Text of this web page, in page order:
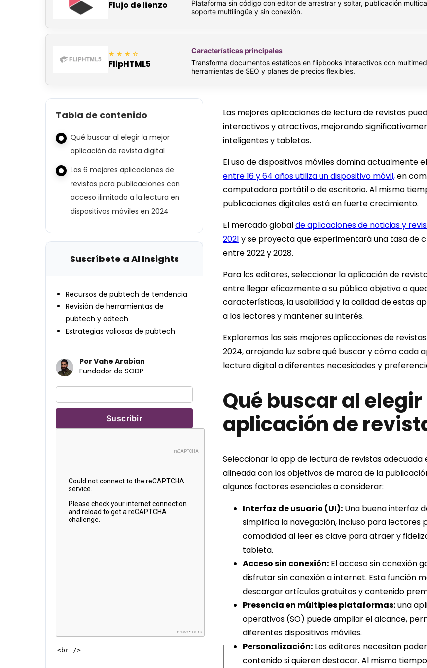
Flujo de lienzo
Plataforma sin código con editor de arrastrar y soltar, publicación
soporte multilingüe y sin conexión.
★★★☆
FlipHTML5
Características principales
Transforma documentos estáticos en flipbooks interactivos con
herramientas de SEO y planes de precios flexibles.
Tabla de contenido
Qué buscar al elegir la mejor
aplicación de revista digital
Las 6 mejores aplicaciones de
revistas para publicaciones con
acceso ilimitado a la lectura en
dispositivos móviles en 2024
Suscríbete a AI Insights
Recursos de pubtech de tendencia
Revisión de herramientas de
pubtech y adtech
Estrategias valiosas de pubtech
Por Vahe Arabian
Fundador de SODP
Las mejores aplicaciones de lectura de revistas
interactivos y atractivos, mejorando
inteligentes y tabletas.
El uso de dispositivos móviles domina actualmente
entre 16 y 64 años utiliza un dispositivo móvil,en
computadora portátil o de escritorio. Al mismo
publicaciones digitales está en fuerte crecimiento.
El mercado globalde aplicaciones de noticias y
2021 y se proyecta que experimentará una tasa de
entre 2022 y 2028.
Para los editores, seleccionar la aplicación de
entre llegar eficazmente a su público objetivo o
características, la usabilidad y la calidad de estas
a los lectores y mantener su interés.
Exploremos las seis mejores aplicaciones de
2024, arrojando luz sobre qué buscar y cómo cada
lectura digital a diferentes necesidades y
Qué buscar al
aplicación de
Seleccionar la app de lectura de revistas
alineada con los objetivos de marca de la
algunos factores esenciales a considerar:
Interfaz de usuario (UI): Una buena interfaz
simplifica la navegación, incluso para lectores
comodidad al leer es clave para atraer y
tableta.
Acceso sin conexión: El acceso sin conexión
disfrutar sin conexión a internet. Esta función
descargar artículos gratuitos y contenido
Presencia en múltiples plataformas:una
operativos (SO) puede ampliar el alcance,
diferentes dispositivos móviles.
Personalización: Los editores necesitan
contenido si quieren destacar. Al mismo